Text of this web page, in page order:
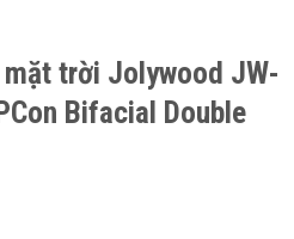
trời Jolywood JW-
Bifacial Double